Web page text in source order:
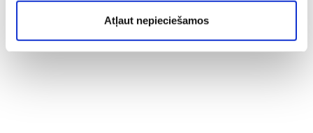
Atļaut nepieciešamos